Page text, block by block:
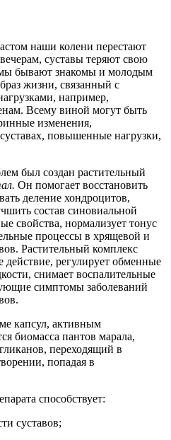
наши колени перестают
суставы теряют свою
бывают знакомы и молодым
жизни, связанный с
например,
Всему виной могут быть
изменения,
повышенные нагрузки,
был создан растительный
Он помогает восстановить
деление хондроцитов,
состав синовиальной
свойства, нормализует тонус
процессы в хрящевой и
Растительный комплекс
действие, регулирует обменные
снимает воспалительные
симптомы заболеваний
капсул, активным
биомасса пантов марала,
переходящий в
попадая в
способствует:
суставов;